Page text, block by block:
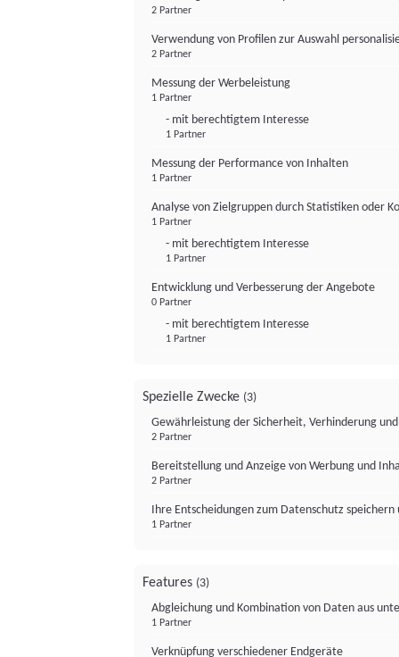
2 Partner
Verwendung von Profilen zur Auswahl
2 Partner
Messung der Werbeleistung
1 Partner
- mit berechtigtem Interesse
1 Partner
Messung der Performance von Inhalten
1 Partner
Analyse von Zielgruppen durch Statistiken oder
1 Partner
- mit berechtigtem Interesse
1 Partner
Entwicklung und Verbesserung der Angebote
0 Partner
- mit berechtigtem Interesse
1 Partner
Spezielle Zwecke (3)
Gewährleistung der Sicherheit, Verhinderung
2 Partner
Bereitstellung und Anzeige von Werbung und
2 Partner
Ihre Entscheidungen zum Datenschutz
1 Partner
Features (3)
Abgleichung und Kombination von Daten aus
1 Partner
Verknüpfung verschiedener Endgeräte